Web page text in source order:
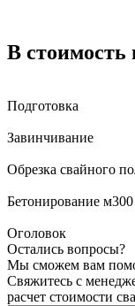
В стоимость
Подготовка
Завинчивание
Обрезка свайного
Бетонирование м300
Оголовок
Остались вопросы?
Мы сможем вам
Свяжитесь с
расчет стоимости